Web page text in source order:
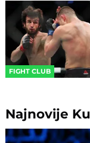
FIGHT CLUB
Najnovije